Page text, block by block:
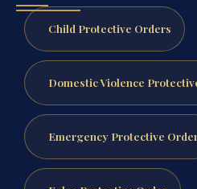
Child Protective Orders
Domestic Violence
Emergency Protective